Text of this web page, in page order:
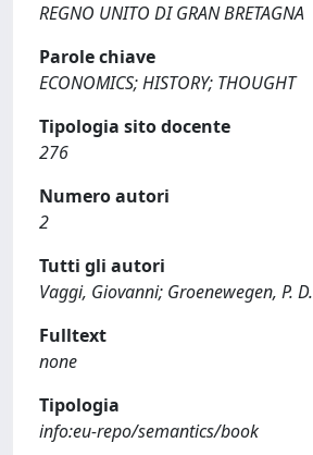
REGNO UNITO DI GRAN BRETAGNA
Parole chiave
ECONOMICS; HISTORY; THOUGHT
Tipologia sito docente
276
Numero autori
2
Tutti gli autori
Vaggi, Giovanni; Groenewegen, P. D.
Fulltext
none
Tipologia
info:eu-repo/semantics/book